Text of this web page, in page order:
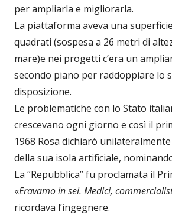
per ampliarla e migliorarla.
La piattaforma aveva una
quadrati (sospesa a 26 metri di
mare)e nei progetti c’era un
secondo piano per raddoppiare lo
disposizione.
Le problematiche con lo Stato
crescevano ogni giorno e così il
1968 Rosa dichiarò
della sua isola artificiale,
La “Repubblica” fu proclamata il
«Eravamo in sei. Medici,
ricordava l’ingegnere.